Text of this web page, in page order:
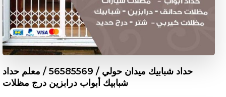
حداد شبابيك ميدان حولي / 56585569 / معلم حداد
شبابيك أبواب درابزين درج مظلات